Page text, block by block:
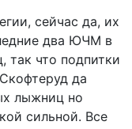
сейчас да, их
два ЮЧМ в
так что подпитки
да
лыжниц но
сильной. Все